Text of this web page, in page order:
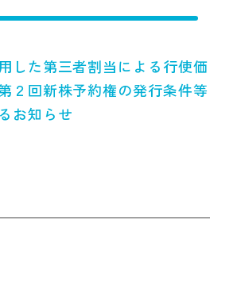
した第三者割当による行使価
２回新株予約権の発行条件等
お知らせ